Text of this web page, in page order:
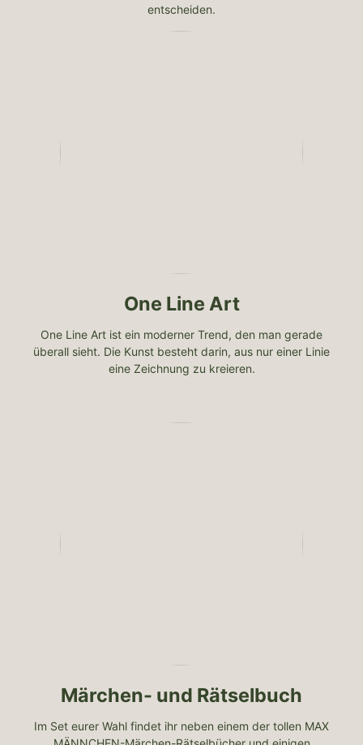
entscheiden.
One Line Art
One Line Art ist ein moderner Trend, den man gerade
überall sieht. Die Kunst besteht darin, aus nur einer Linie
eine Zeichnung zu kreieren.
Märchen- und Rätselbuch
Im Set eurer Wahl findet ihr neben einem der tollen MAX